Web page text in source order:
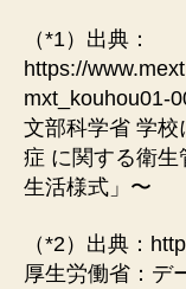
（*1）出典：
https://
mxt_kouhou01-
⽂部科学省 学校
症 に関する衛⽣
⽣活様式」〜
（*2）出典：
厚⽣労働省：デ